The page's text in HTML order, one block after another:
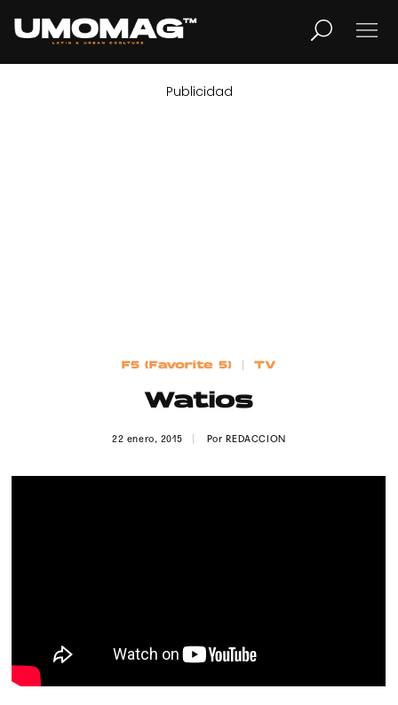
LIFESTYLE
Contacto
Publicidad
F5 (Favorite 5) TV
Watios
22 enero, 2015 Por REDACCION